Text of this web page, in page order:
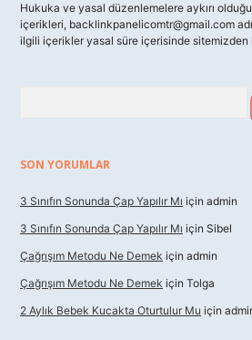
Hukuka ve yasal düzenlemelere aykırı
içerikleri, backlinkpanelicomtr@gmail.com
ilgili içerikler yasal süre içerisinde sitemizden
SON YORUMLAR
3 Sınıfın Sonunda Çap Yapılır Mı için admin
3 Sınıfın Sonunda Çap Yapılır Mı için Sibel
Çağrışım Metodu Ne Demek için admin
Çağrışım Metodu Ne Demek için Tolga
2 Aylık Bebek Kucakta Oturtulur Mu için